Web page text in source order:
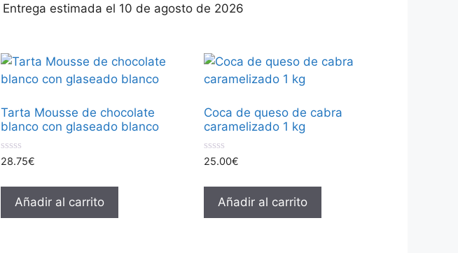
Entrega estimada el 10 de agosto de 2026
Tarta Mousse de chocolate
blanco con glaseado blanco
0
5
28.75€
Añadir al carrito
Coca de queso de cabra
caramelizado 1 kg
0
5
25.00€
Añadir al carrito